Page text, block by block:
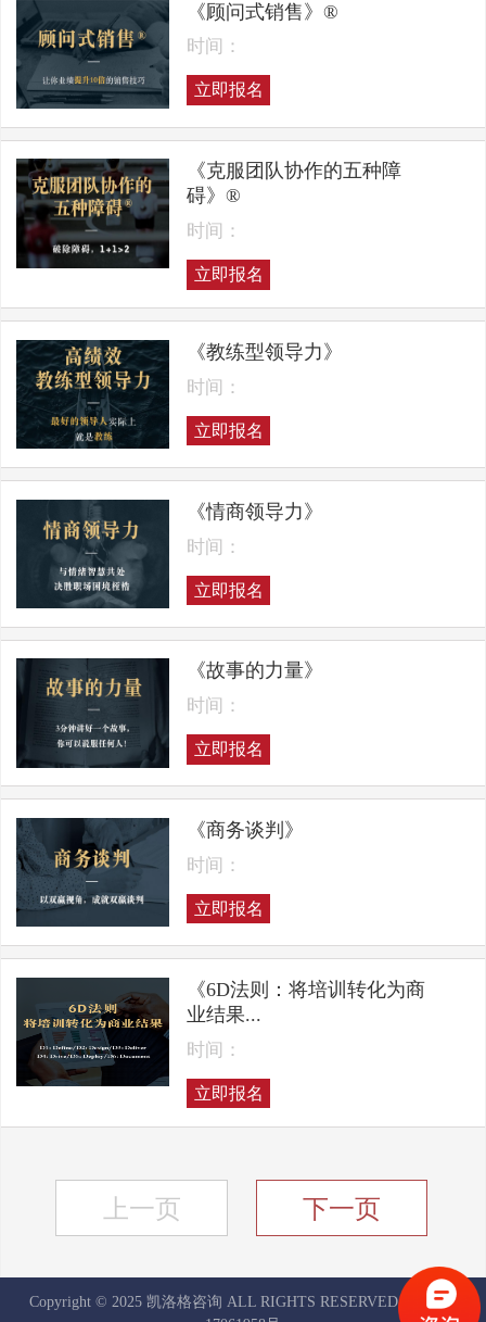
《顾问式销售》®
时间：
立即报名
《克服团队协作的五种障
碍》®
时间：
立即报名
《教练型领导力》
时间：
立即报名
《情商领导力》
时间：
立即报名
《故事的力量》
时间：
立即报名
《商务谈判》
时间：
立即报名
《6D法则：将培训转化为商
业结果...
时间：
立即报名
上一页 下一页
Copyright © 2025 凯洛格咨询 ALL RIGHTS RESERVED
京ICP备